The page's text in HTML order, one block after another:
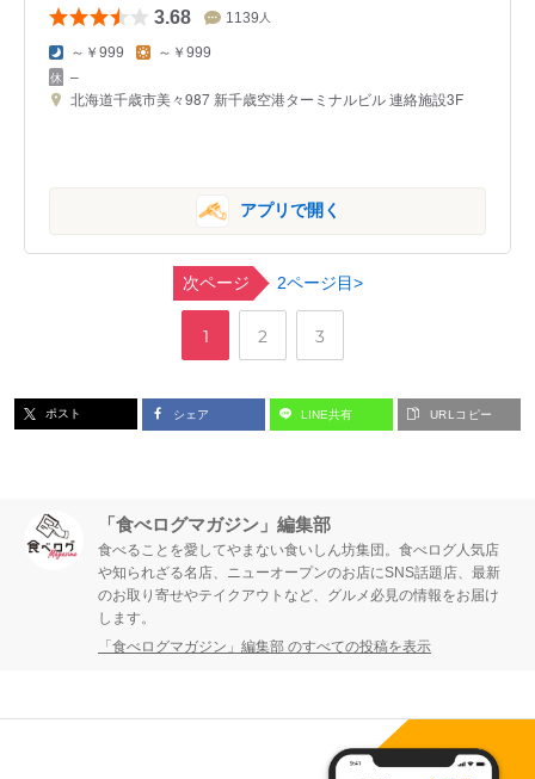
3.68 1139 人
～￥999 ～￥999
–
北海道千歳市美々987 新千歳空港ターミナルビル 連絡施設3F
アプリで開く
次ページ 2ページ目>
ペ
ジ
1
,
ペ
ジ
2
,
ペ
ジ
3
ポスト シェア LINE共有 URLコピー
「食べログマガジン」編集部
食べることを愛してやまない食いしん坊集団。食べログ人気店
や知られざる名店、ニューオープンのお店にSNS話題店、最新
のお取り寄せやテイクアウトなど、グルメ必見の情報をお届け
します。
「食べログマガジン」編集部 のすべての投稿を表示